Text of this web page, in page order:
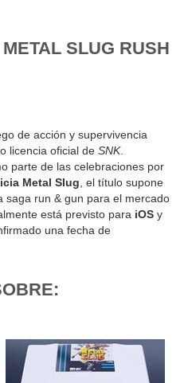
SLUG RUSH
de acción y supervivencia
licencia oficial deSNK.
parte de las celebraciones por
Metal Slug , el título supone
saga run & gun para el mercado
está previsto para iOS y
una fecha de